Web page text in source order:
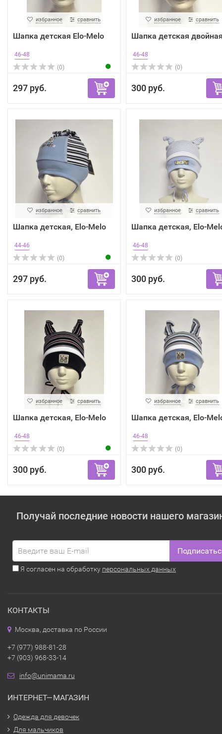
избранное сравнить
Шапка детская Elo-Melo
46-48
(0)
297 руб.
избранное сравнить
Шапка детская
46-48
(0)
300 руб.
избранное сравнить
Шапка детская, Elo-Melo
44-46
(0)
297 руб.
избранное сравнить
Шапка детская, Elo-
46-48
(0)
300 руб.
избранное сравнить
Шапка детская, Elo-Melo
46-48
(0)
300 руб.
избранное сравнить
Шапка детская, Elo-
46-48
(0)
300 руб.
Получай последние новости нашего
Я согласен на обработку персональных данных
КОНТАКТЫ
Москва, доставка по России
+7 (977) 988-81-28
+7 (903) 968-33-14
info@unimama.ru
ИНТЕРНЕТ—МАГАЗИН
Одежда для девочек
Для мальчиков